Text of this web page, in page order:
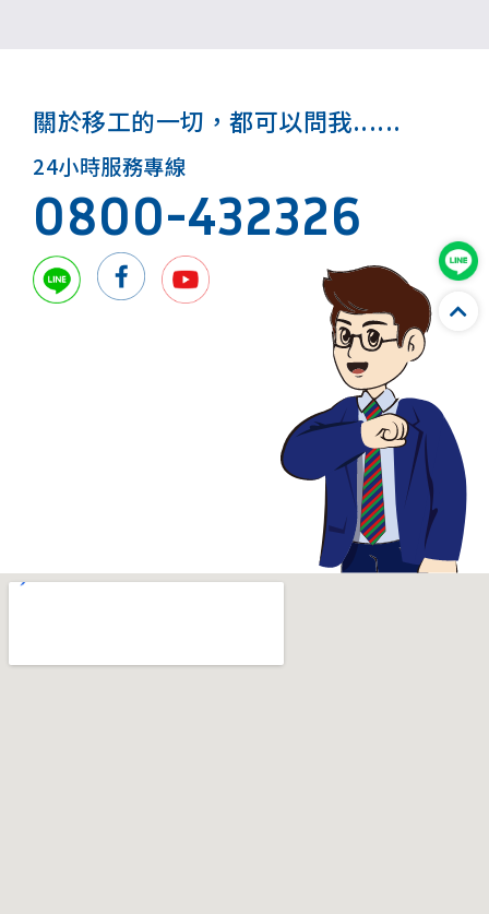
關於移工的一切，都可以問我......
24小時服務專線
0800-432326